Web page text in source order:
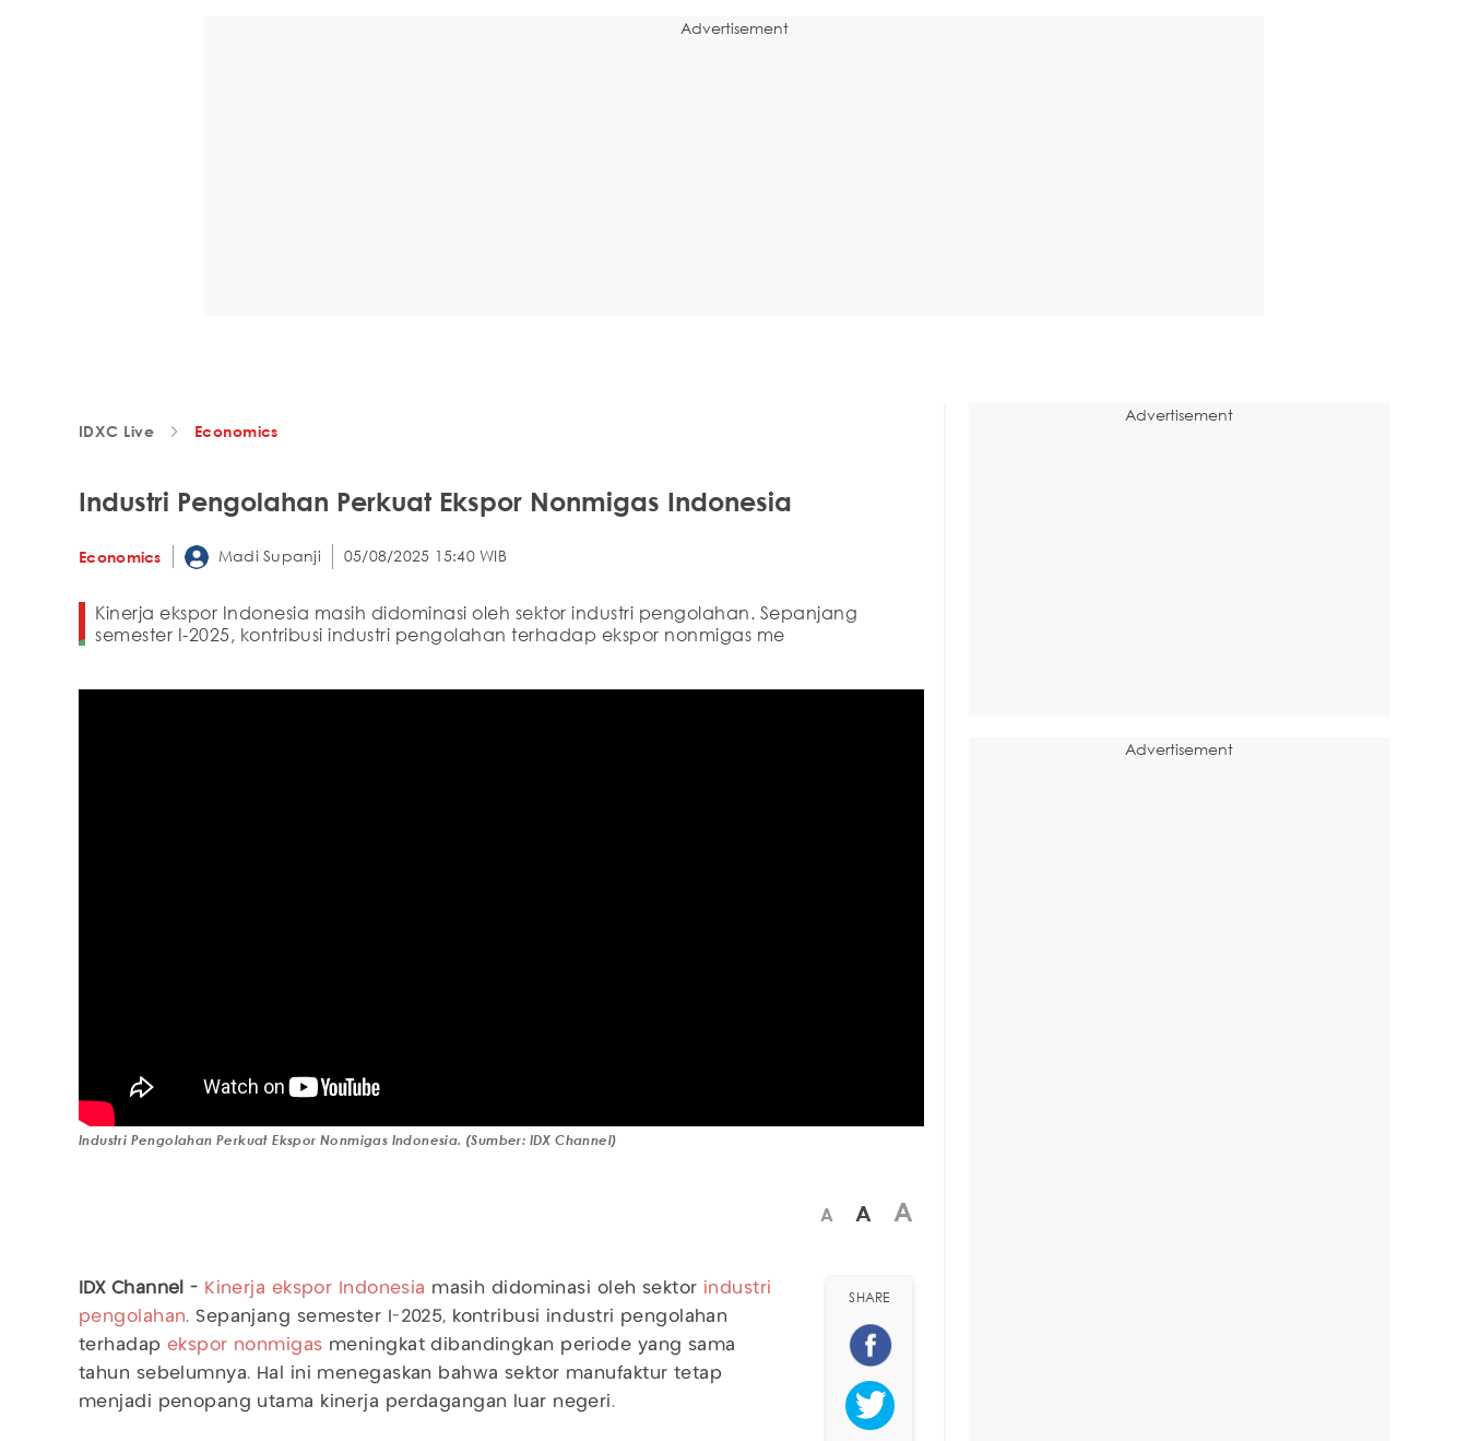
Advertisement
IDXC Live Economics
Industri Pengolahan Perkuat Ekspor Nonmigas Indonesia
Economics Madi Supanji 05/08/2025 15:40 WIB
Kinerja ekspor Indonesia masih didominasi oleh sektor industri pengolahan. Sepanjang
semester I-2025, kontribusi industri pengolahan terhadap ekspor nonmigas me
Industri Pengolahan Perkuat Ekspor Nonmigas Indonesia. (Sumber: IDX Channel)
A A A
IDX Channel - Kinerja ekspor Indonesia masih didominasi oleh sektor industri
pengolahan. Sepanjang semester I-2025, kontribusi industri pengolahan
terhadap ekspor nonmigas meningkat dibandingkan periode yang sama
tahun sebelumnya. Hal ini menegaskan bahwa sektor manufaktur tetap
menjadi penopang utama kinerja perdagangan luar negeri.
SHARE
Advertisement
Advertisement